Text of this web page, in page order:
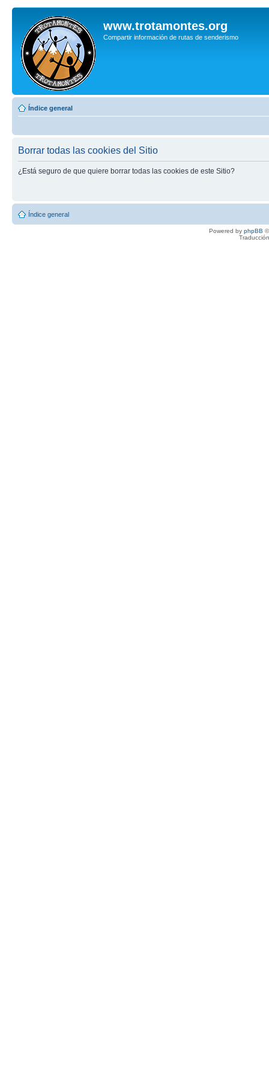
www.trotamontes.org
Compartir información de rutas de senderismo
Índice general
Borrar todas las cookies del Sitio
¿Está seguro de que quiere borrar todas las cookies de este Sitio?
Índice general
Powered by phpBB